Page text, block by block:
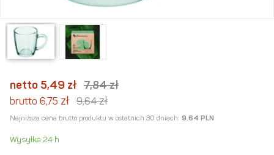
netto 5,49 zł 7,84zł
brutto 6,75 zł 9,64zł
Najniższa cena brutto produktu w ostatnich 30 dniach: 9.64 PLN
Wysyłka 24 h